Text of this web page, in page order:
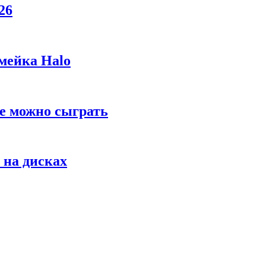
Halo
можно сыграть
дисках